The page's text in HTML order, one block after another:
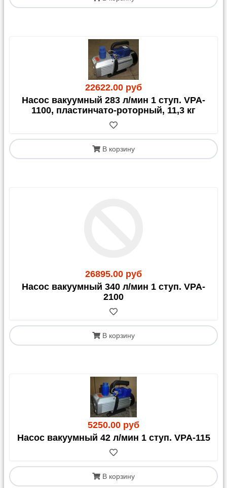
22622.00 руб
Насос вакуумный 283 л/мин 1 ступ. VPA-
1100, пластинчато-роторный, 11,3 кг
В корзину
26895.00 руб
Насос вакуумный 340 л/мин 1 ступ. VPA-
2100
В корзину
5250.00 руб
Насос вакуумный 42 л/мин 1 ступ. VPA-115
В корзину